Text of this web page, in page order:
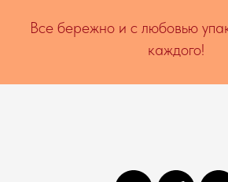
Все бережно и с любовью
каждого!